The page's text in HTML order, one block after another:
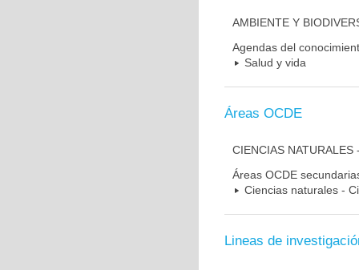
AMBIENTE Y
Agendas del
Salud y vida
Áreas OCDE
CIENCIAS NATURALES
Áreas OCDE
Ciencias naturales -
Lineas de